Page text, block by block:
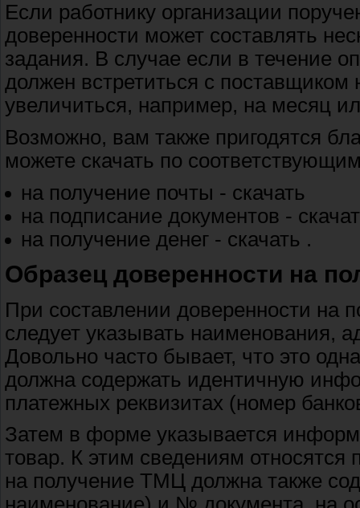
Если работнику организации
доверенности может составлять
задания. В случае если в течение
должен встретиться с поставщиком
увеличиться, например, на месяц
Возможно, вам также пригодятся
можете скачать по
на получение почты - скачать
на подписание документов -
на получение денег - скачать .
Образец доверенности на
При составлении доверенности на
следует указывать наименования,
Довольно часто бывает, что это
должна содержать идентичную
платежных реквизитах (номер
Затем в форме указывается
товар. К этим сведениям
на получение ТМЦ должна также